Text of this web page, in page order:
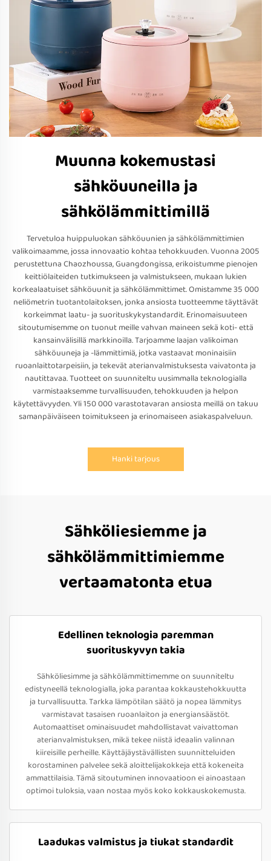
Muunna kokemustasi
sähköuuneilla ja
sähkölämmittimillä
Tervetuloa huippuluokan sähköuunien ja sähkölämmittimien
valikoimaamme, jossa innovaatio kohtaa tehokkuuden. Vuonna 2005
perustettuna Chaozhoussa, Guangdongissa, erikoistumme pienojen
keittiölaiteiden tutkimukseen ja valmistukseen, mukaan lukien
korkealaatuiset sähköuunit ja sähkölämmittimet. Omistamme 35 000
neliömetrin tuotantolaitoksen, jonka ansiosta tuotteemme täyttävät
korkeimmat laatu- ja suorituskykystandardit. Erinomaisuuteen
sitoutumisemme on tuonut meille vahvan maineen sekä koti- että
kansainvälisillä markkinoilla. Tarjoamme laajan valikoiman
sähköuuneja ja -lämmittimiä, jotka vastaavat moninaisiin
ruoanlaittotarpeisiin, ja tekevät aterianvalmistuksesta vaivatonta ja
nautittavaa. Tuotteet on suunniteltu uusimmalla teknologialla
varmistaaksemme turvallisuuden, tehokkuuden ja helpon
käytettävyyden. Yli 150 000 varastotavaran ansiosta meillä on takuu
samanpäiväiseen toimitukseen ja erinomaiseen asiakaspalveluun.
Hanki tarjous
Sähköliesiemme ja
sähkölämmittimiemme
vertaamatonta etua
Edellinen teknologia paremman
suorituskyvyn takia
Sähköliesimme ja sähkölämmittimemme on suunniteltu
edistyneellä teknologialla, joka parantaa kokkaustehokkuutta
ja turvallisuutta. Tarkka lämpötilan säätö ja nopea lämmitys
varmistavat tasaisen ruoanlaiton ja energiansäästöt.
Automaattiset ominaisuudet mahdollistavat vaivattoman
aterianvalmistuksen, mikä tekee niistä ideaalin valinnan
kiireisille perheille. Käyttäjäystävällisten suunnitteluiden
korostaminen palvelee sekä aloittelijakokkeja että kokeneita
ammattilaisia. Tämä sitoutuminen innovaatioon ei ainoastaan
optimoi tuloksia, vaan nostaa myös koko kokkauskokemusta.
Laadukas valmistus ja tiukat standardit